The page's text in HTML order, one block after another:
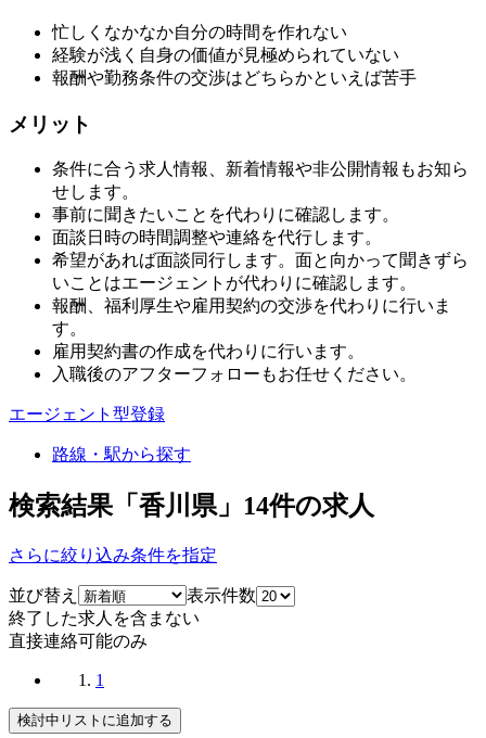
忙しくなかなか自分の時間を作れない
経験が浅く自身の価値が見極められていない
報酬や勤務条件の交渉はどちらかといえば苦手
メリット
条件に合う求人情報、新着情報や非公開情報もお知ら
せします。
事前に聞きたいことを代わりに確認します。
面談日時の時間調整や連絡を代行します。
希望があれば面談同行します。面と向かって聞きずら
いことはエージェントが代わりに確認します。
報酬、福利厚生や雇用契約の交渉を代わりに行いま
す。
雇用契約書の作成を代わりに行います。
入職後のアフターフォローもお任せください。
エージェント型登録
路線・駅から探す
検索結果「香川県」 14件の求人
さらに絞り込み条件を指定
並び替え
表示件数
終了した求人を含まない
直接連絡可能のみ
1